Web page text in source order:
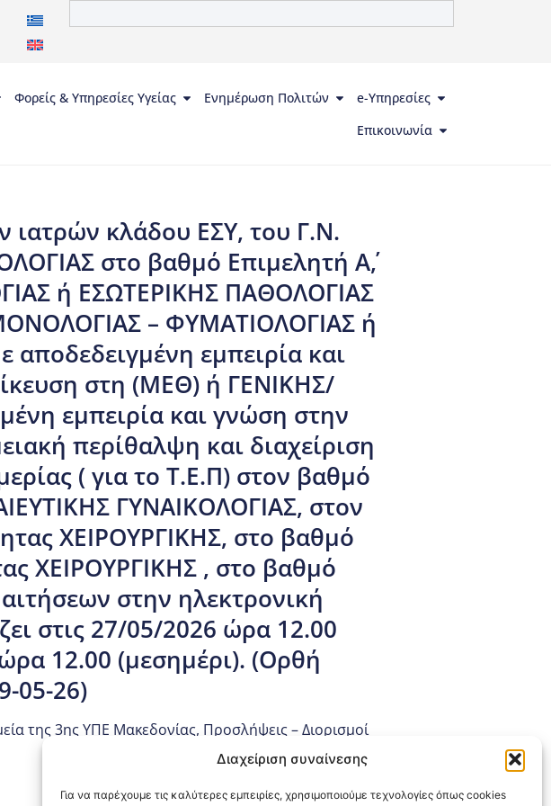
Διαχείριση συναίνεσης
Για να παρέχουμε τις καλύτερες εμπειρίες, χρησιμοποιούμε τεχνολογίες όπως cookies
Φορείς & Υπηρεσίες Υγείας Ενημέρωση Πολιτών
e-Υπηρεσίες
Επικοινωνία
ιατρών κλάδου ΕΣΥ, του Γ.Ν.
στο βαθμό Επιμελητή Α΄,
ή ΕΣΩΤΕΡΙΚΗΣ ΠΑΘΟΛΟΓΙΑΣ
– ΦΥΜΑΤΙΟΛΟΓΙΑΣ ή
εμπειρία και
στη (ΜΕΘ) ή ΓΕΝΙΚΗΣ/
εμπειρία και γνώση στην
περίθαλψη και διαχείριση
( για το Τ.Ε.Π) στον βαθμό
ΓΥΝΑΙΚΟΛΟΓΙΑΣ, στον
ΧΕΙΡΟΥΡΓΙΚΗΣ, στο βαθμό
ΧΕΙΡΟΥΡΓΙΚΗΣ , στο βαθμό
στην ηλεκτρονική
στις 27/05/2026 ώρα 12.00
12.00 (μεσημέρι). (Ορθή
05-26)
της 3ης ΥΠΕ Μακεδονίας, Προσλήψεις – Διορισμοί